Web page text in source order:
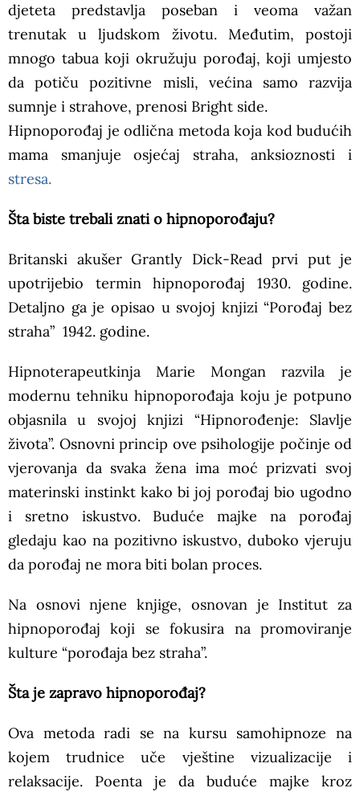
djeteta predstavlja poseban i veoma važan
trenutak u ljudskom životu. Međutim, postoji
mnogo tabua koji okružuju porođaj, koji umjesto
da potiču pozitivne misli, većina samo razvija
sumnje i strahove, prenosi Bright side.
Hipnoporođaj je odlična metoda koja kod budućih
mama smanjuje osjećaj straha, anksioznosti i
stresa.
Šta biste trebali znati o hipnoporođaju?
Britanski akušer Grantly Dick-Read prvi put je
upotrijebio termin hipnoporođaj 1930. godine.
Detaljno ga je opisao u svojoj knjizi “Porođaj bez
straha” 1942. godine.
Hipnoterapeutkinja Marie Mongan razvila je
modernu tehniku hipnoporođaja koju je potpuno
objasnila u svojoj knjizi “Hipnorođenje: Slavlje
života”. Osnovni princip ove psihologije počinje od
vjerovanja da svaka žena ima moć prizvati svoj
materinski instinkt kako bi joj porođaj bio ugodno
i sretno iskustvo. Buduće majke na porođaj
gledaju kao na pozitivno iskustvo, duboko vjeruju
da porođaj ne mora biti bolan proces.
Na osnovi njene knjige, osnovan je Institut za
hipnoporođaj koji se fokusira na promoviranje
kulture “porođaja bez straha”.
Šta je zapravo hipnoporođaj?
Ova metoda radi se na kursu samohipnoze na
kojem trudnice uče vještine vizualizacije i
relaksacije. Poenta je da buduće majke kroz